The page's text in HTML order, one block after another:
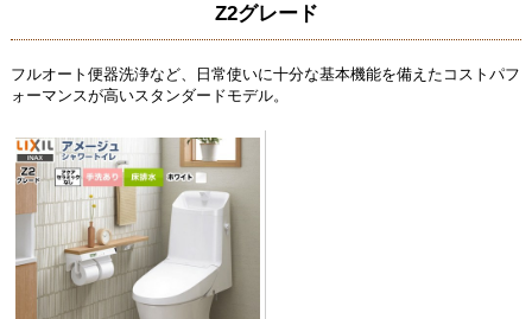
Z2グレード
フルオート便器洗浄など、日常使いに十分な基本機能を備えたコストパフ
ォーマンスが高いスタンダードモデル。